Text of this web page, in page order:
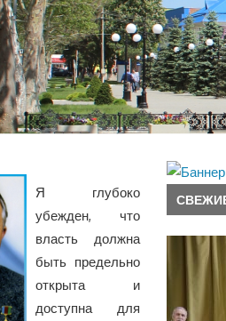
Я глубоко
убежден, что
власть должна
быть предельно
открыта и
доступна для